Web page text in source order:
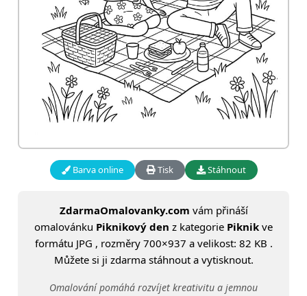
Barva online Tisk Stáhnout
ZdarmaOmalovanky.com vám přináší
omalovánku Piknikový den z kategorie Piknik ve
formátu JPG , rozměry 700×937 a velikost: 82 KB .
Můžete si ji zdarma stáhnout a vytisknout.
Omalování pomáhá rozvíjet kreativitu a jemnou